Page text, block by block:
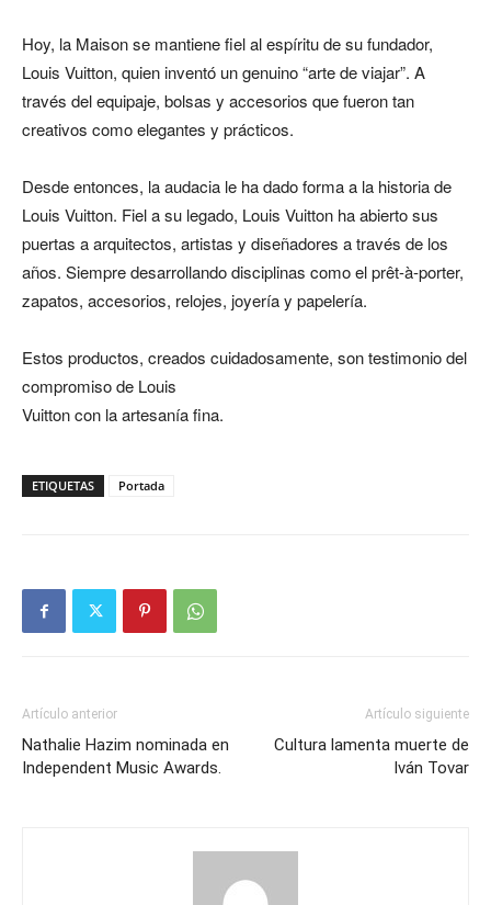
Hoy, la Maison se mantiene fiel al espíritu de su fundador,
Louis Vuitton, quien inventó un genuino “arte de viajar”. A
través del equipaje, bolsas y accesorios que fueron tan
creativos como elegantes y prácticos.
Desde entonces, la audacia le ha dado forma a la historia de
Louis Vuitton. Fiel a su legado, Louis Vuitton ha abierto sus
puertas a arquitectos, artistas y diseñadores a través de los
años. Siempre desarrollando disciplinas como el prêt-à-porter,
zapatos, accesorios, relojes, joyería y papelería.
Estos productos, creados cuidadosamente, son testimonio del
compromiso de Louis
Vuitton con la artesanía fina.
ETIQUETAS Portada
Artículo anterior
Nathalie Hazim nominada en
Independent Music Awards.
Artículo siguiente
Cultura lamenta muerte de
Iván Tovar